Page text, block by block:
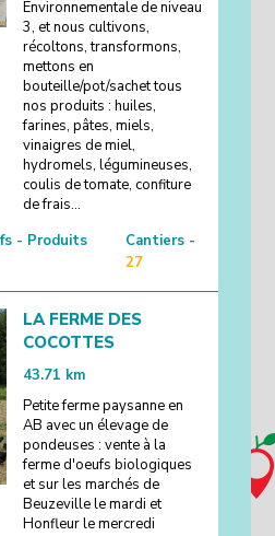
Environnementale de niveau
3, et nous cultivons,
récoltons, transformons,
mettons en
bouteille/pot/sachet tous
nos produits : huiles,
farines, pâtes, miels,
vinaigres de miel,
hydromels, légumineuses,
coulis de tomate, confiture
de frais...
- Produits
Cantiers -
27
LA FERME DES
COCOTTES
43.71 km
Petite ferme paysanne en
AB avec un élevage de
pondeuses : vente à la
ferme d'oeufs biologiques
et sur les marchés de
Beuzeville le mardi et
Honfleur le mercredi